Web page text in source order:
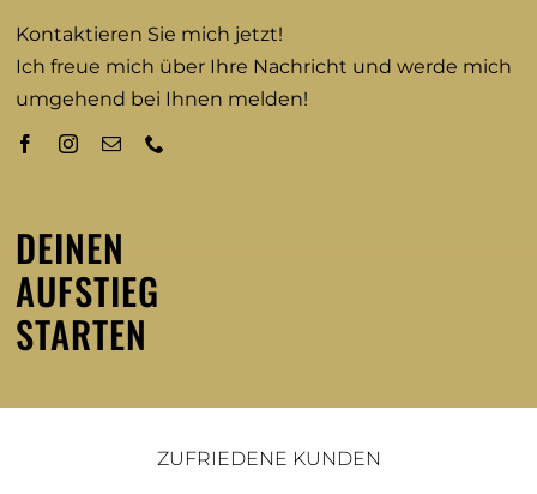
Kontaktieren Sie mich jetzt!
Ich freue mich über Ihre Nachricht und werde mich
umgehend bei Ihnen melden!
DEINEN
AUFSTIEG
STARTEN
ZUFRIEDENE KUNDEN